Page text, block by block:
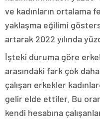
ve kadınların ortalama
yaklaşma eğilimi
artarak 2022 yılında
İşteki duruma göre
arasındaki fark çok
çalışan erkekler
gelir elde ettiler. Bu
kendi hesabına